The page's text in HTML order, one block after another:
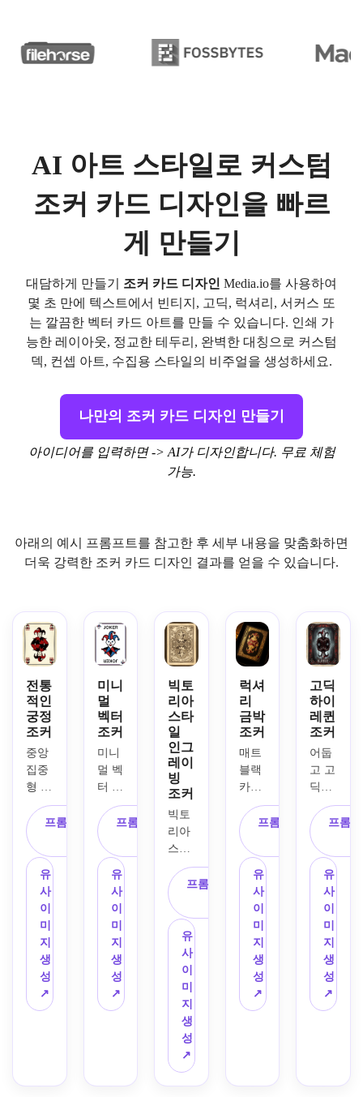
AI 아트 스타일로 커스텀
조커 카드 디자인을 빠르
게 만들기
대담하게 만들기 조커 카드 디자인 Media.io를 사용하여
몇 초 만에 텍스트에서 빈티지, 고딕, 럭셔리, 서커스 또
는 깔끔한 벡터 카드 아트를 만들 수 있습니다. 인쇄 가
능한 레이아웃, 정교한 테두리, 완벽한 대칭으로 커스텀
덱, 컨셉 아트, 수집용 스타일의 비주얼을 생성하세요.
나만의 조커 카드 디자인 만들기
아이디어를 입력하면 -> AI가 디자인합니다. 무료 체험
가능.
아래의 예시 프롬프트를 참고한 후 세부 내용을 맞춤화하면
더욱 강력한 조커 카드 디자인 결과를 얻을 수 있습니다.
전통
적인
궁정
조커
중앙
집중
형 전
체 카
드 구
성,
미러
링된
익살
꾼 캐
릭터,
빨강·
검정·
흰색
색상
조합,
프롬프트 복
유
사
이
미
지
생
성
↗
미니
멀
벡터
조커
미니
멀 벡
터 조
커 카
드 디
자인,
평면
기하
학적
익살
꾼 일
러스
트,
깔끔
한 흰
색 배
프롬프트 복
유
사
이
미
지
생
성
↗
빅토
리아
스타
일
인그
레이
빙
조커
빅토
리아
스타
일 인
그레
이빙
조커
카드,
복잡
한 선
화가
돋보
이는
앤틱
카드
일러
스트,
프롬프트 복
유
사
이
미
지
생
성
↗
럭셔
리
금박
조커
매트
블랙
카드
에 금
박 장
식과
고급
미러
링 익
살꾼
피겨,
엠보
싱 테
두리
디테
일,
프롬프트 복
유
사
이
미
지
생
성
↗
고딕
하이
레퀸
조커
어둡
고 고
딕한
조커
카드
로 섬
뜩한
하이
레퀸
캐릭
터,
빨강·
검정·
실버
색상
구성,
프롬
유
사
이
미
지
생
성
↗